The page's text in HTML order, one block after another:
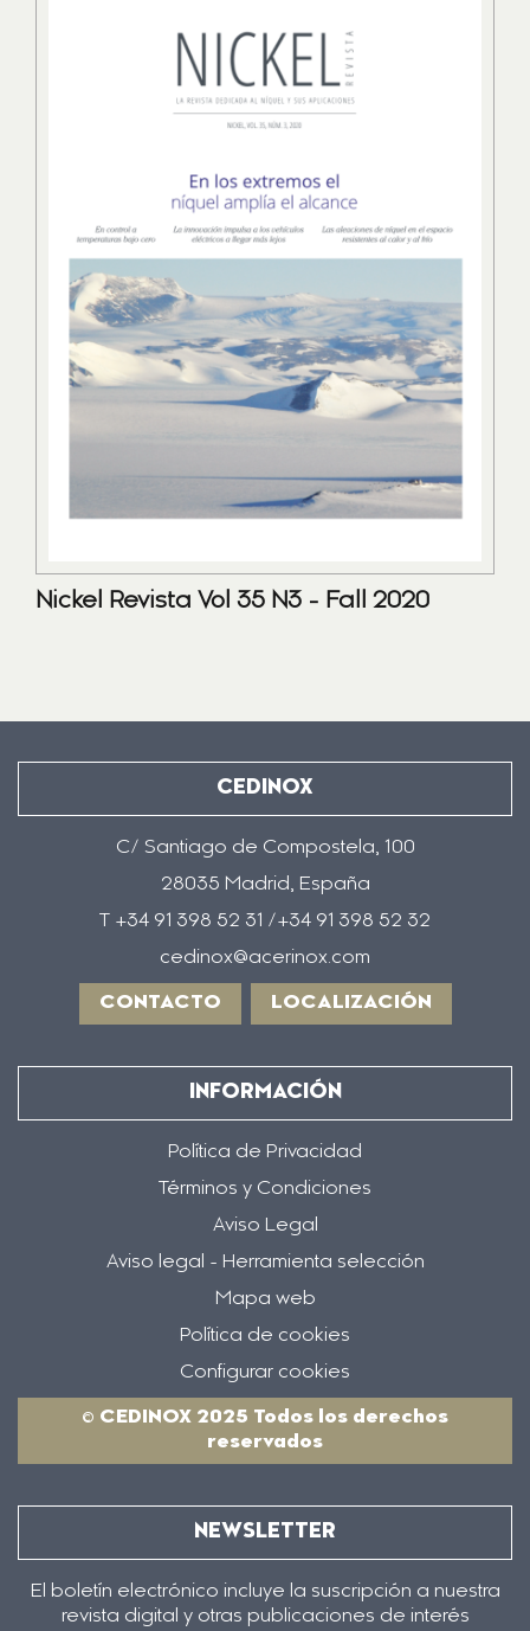
Nickel Revista Vol 35 N3 - Fall 2020
CEDINOX
C/ Santiago de Compostela, 100
28035 Madrid, España
T +34 91 398 52 31 /+34 91 398 52 32
cedinox@acerinox.com
CONTACTO LOCALIZACIÓN
INFORMACIÓN
Política de Privacidad
Términos y Condiciones
Aviso Legal
Aviso legal - Herramienta selección
Mapa web
Política de cookies
Configurar cookies
© CEDINOX 2025 Todos los derechos
reservados
NEWSLETTER
El boletín electrónico incluye la suscripción a nuestra
revista digital y otras publicaciones de interés